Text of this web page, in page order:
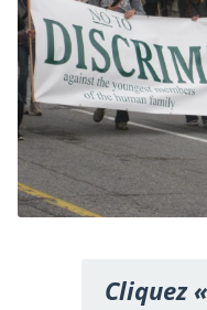
Cliquez